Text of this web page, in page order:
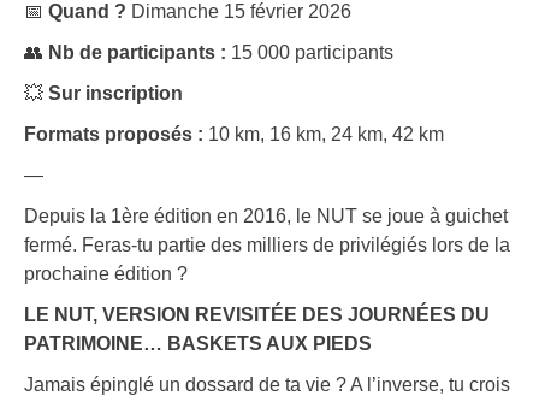
📅 Quand ? Dimanche 15 février 2026
👥 Nb de participants : 15 000 participants
💥 Sur inscription
Formats proposés : 10 km, 16 km, 24 km, 42 km
—
Depuis la 1ère édition en 2016, le NUT se joue à guichet
fermé. Feras-tu partie des milliers de privilégiés lors de la
prochaine édition ?
LE NUT, VERSION REVISITÉE DES JOURNÉES DU
PATRIMOINE… BASKETS AUX PIEDS
Jamais épinglé un dossard de ta vie ? A l’inverse, tu crois